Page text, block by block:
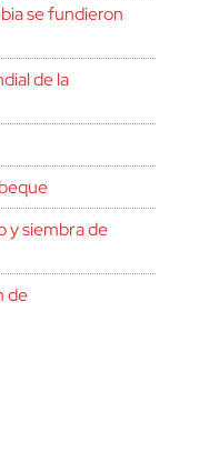
se fundieron
de la
y siembra de
de